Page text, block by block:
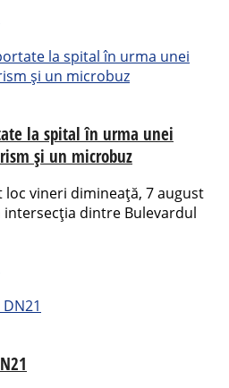
la spital în urma unei
și un microbuz
vineri dimineață, 7 august
intersecția dintre Bulevardul